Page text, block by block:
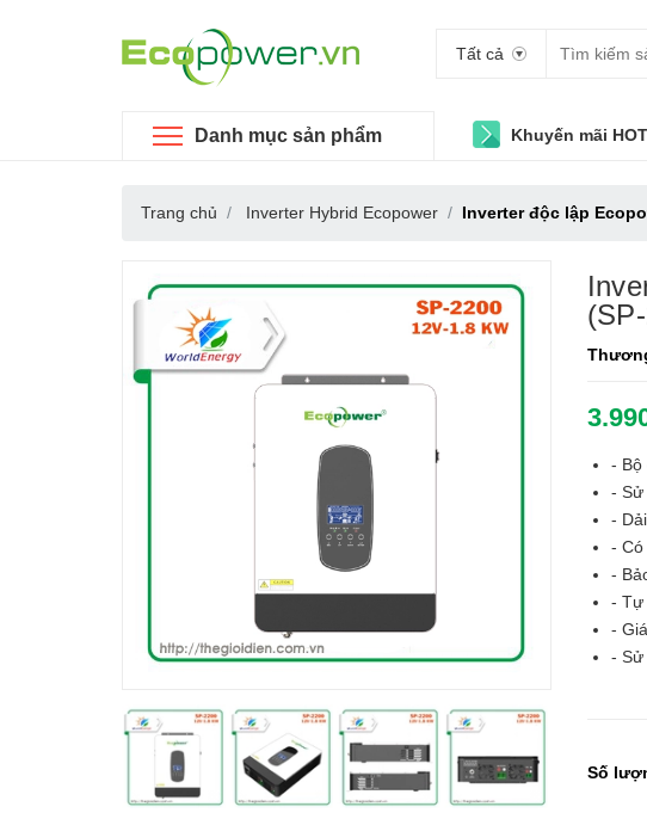
Tất cả
Danh mục sản phẩm Khuyến mãi HOT
Trang chủ Inverter Hybrid Ecopower Inverter độc lập
- Bộ
- Sử
-
-
-
- Tự
-
- Sử
Số